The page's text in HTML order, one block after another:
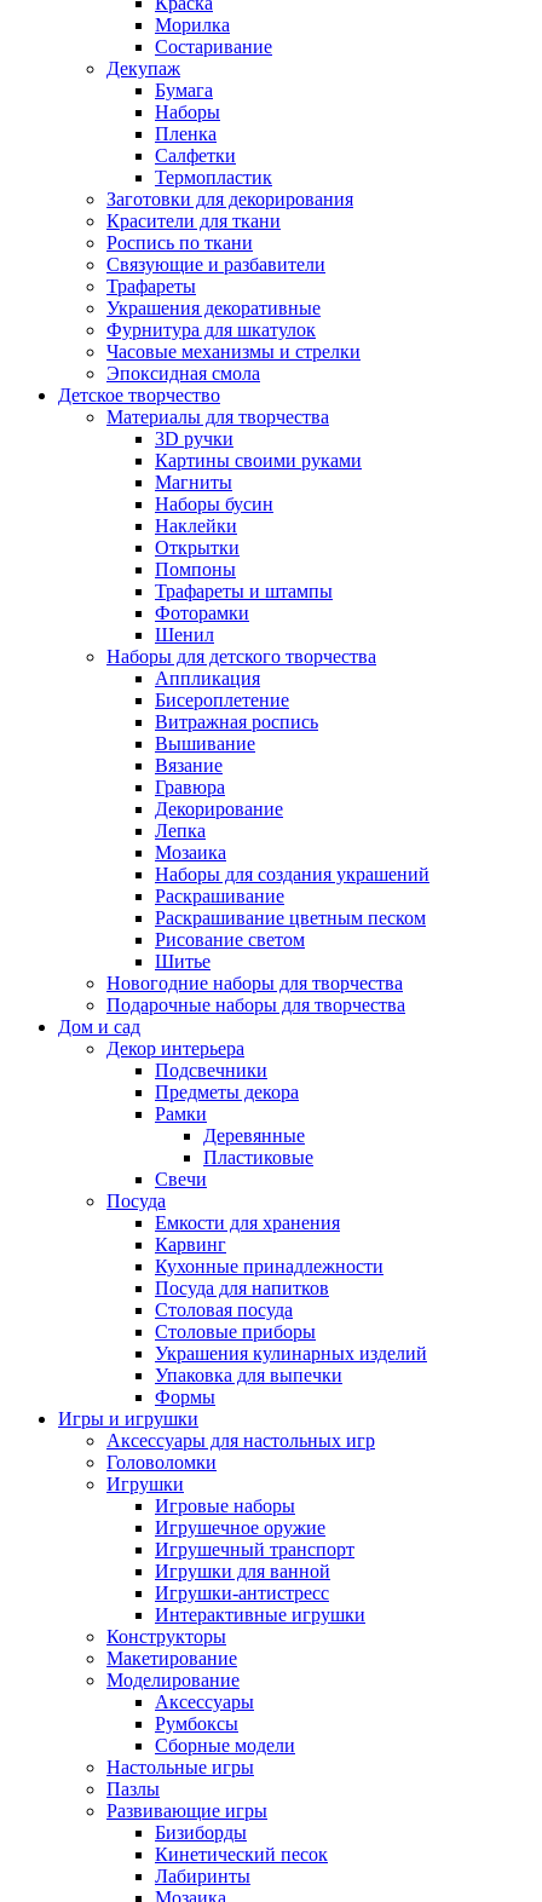
Морилка
Состаривание
Декупаж
Бумага
Наборы
Пленка
Салфетки
Термопластик
Заготовки для декорирования
Красители для ткани
Роспись по ткани
Связующие и разбавители
Трафареты
Украшения декоративные
Фурнитура для шкатулок
Часовые механизмы и стрелки
Эпоксидная смола
Детское творчество
Материалы для творчества
3D ручки
Картины своими руками
Магниты
Наборы бусин
Наклейки
Открытки
Помпоны
Трафареты и штампы
Фоторамки
Шенил
Наборы для детского творчества
Аппликация
Бисероплетение
Витражная роспись
Вышивание
Вязание
Гравюра
Декорирование
Лепка
Мозаика
Наборы для создания украшений
Раскрашивание
Раскрашивание цветным песком
Рисование светом
Шитье
Новогодние наборы для творчества
Подарочные наборы для творчества
Дом и сад
Декор интерьера
Подсвечники
Предметы декора
Рамки
Деревянные
Пластиковые
Свечи
Посуда
Емкости для хранения
Карвинг
Кухонные принадлежности
Посуда для напитков
Столовая посуда
Столовые приборы
Украшения кулинарных изделий
Упаковка для выпечки
Формы
Игры и игрушки
Аксессуары для настольных игр
Головоломки
Игрушки
Игровые наборы
Игрушечное оружие
Игрушечный транспорт
Игрушки для ванной
Игрушки-антистресс
Интерактивные игрушки
Конструкторы
Макетирование
Моделирование
Аксессуары
Румбоксы
Сборные модели
Настольные игры
Пазлы
Развивающие игры
Бизиборды
Кинетический песок
Лабиринты
Мозаика